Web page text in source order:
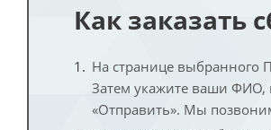
Как заказать
На странице выбранного
Затем укажите ваши ФИО,
«Отправить». Мы